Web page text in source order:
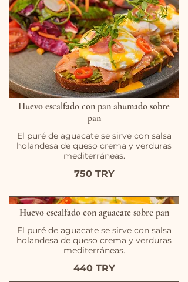
Huevo escalfado con pan ahumado sobre
pan
El puré de aguacate se sirve con salsa
holandesa de queso crema y verduras
mediterráneas.
750 TRY
Huevo escalfado con aguacate sobre pan
El puré de aguacate se sirve con salsa
holandesa de queso crema y verduras
mediterráneas.
440 TRY